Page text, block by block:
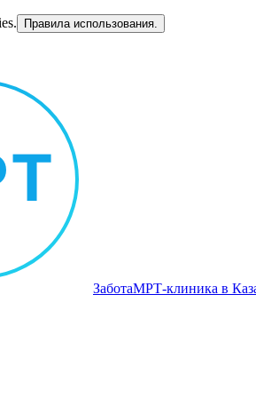
Правила использования.
ЗаботаМРТ‑клиника в